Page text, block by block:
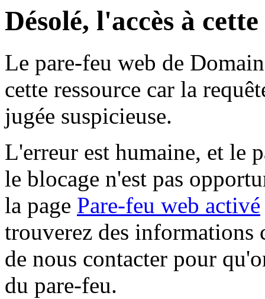
Désolé, l'accès à
Le pare-feu web de
cette ressource car la
jugée suspicieuse.
L'erreur est humaine, et le
le blocage n'est pas
la page Pare-feu web activé
trouverez des informations
de nous contacter pour
du pare-feu.